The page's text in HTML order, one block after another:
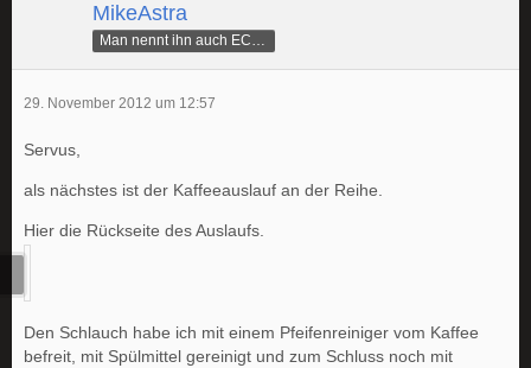
MikeAstra
Man nennt ihn auch ECAMike
29. November 2012 um 12:57
Servus,
als nächstes ist der Kaffeeauslauf an der Reihe.
Hier die Rückseite des Auslaufs.
Den Schlauch habe ich mit einem Pfeifenreiniger vom Kaffee
befreit, mit Spülmittel gereinigt und zum Schluss noch mit